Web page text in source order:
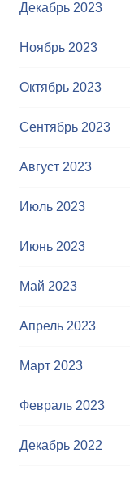
Декабрь 2023
Ноябрь 2023
Октябрь 2023
Сентябрь 2023
Август 2023
Июль 2023
Июнь 2023
Май 2023
Апрель 2023
Март 2023
Февраль 2023
Декабрь 2022